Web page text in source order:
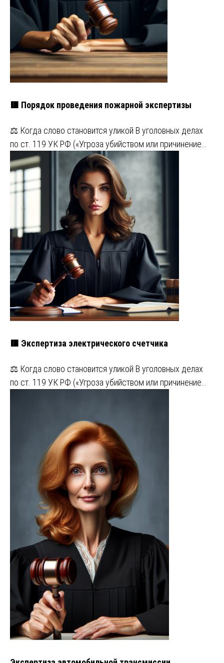
🟥 Порядок проведения пожарной экспертизы
⚖️ Когда слово становится уликой В уголовных делах
по ст. 119 УК РФ («Угроза убийством или причинение…
🟥 Экспертиза электрического счетчика
⚖️ Когда слово становится уликой В уголовных делах
по ст. 119 УК РФ («Угроза убийством или причинение…